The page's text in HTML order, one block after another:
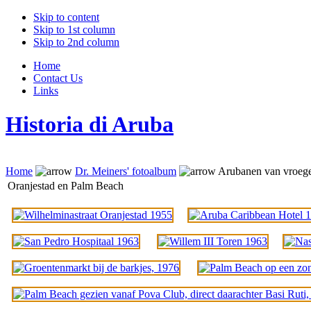
Skip to content
Skip to 1st column
Skip to 2nd column
Home
Contact Us
Links
Historia di Aruba
Home Dr. Meiners' fotoalbum
Arubanen van
Oranjestad en Palm Beach